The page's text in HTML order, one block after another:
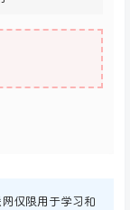
仅限用于学习和